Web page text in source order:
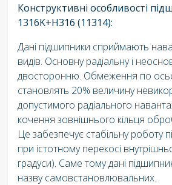
Конструктивні особливості
1316K+H316 (11314):
Дані підшипники сприймають
видів. Основну радіальну і
двосторонню. Обмеження по
становлять 20% величину
допустимого радіального
кочення зовнішнього кільця
Це забезпечує стабільну роботу
при істотному перекосі
градуси). Саме тому дані
назву самовстановлювальних.